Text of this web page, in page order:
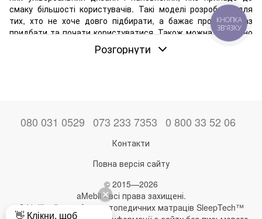
смаку більшості користувачів. Такі моделі розроблені для
тих, хто не хоче довго підбирати, а бажає просто зараз
придбати та почати користуватися. Також можна впевнено
сказати, що класичні шафи-купе мають універсальний
дизайн, який органічно впишеться в будь-яку стилістику.
зручні стандартні розміри. Габарити дозволяють
встановлювати їх у будь-якій квартирі, будинку. Це
відмінний варіант, коли не хочеться нічого вигадувати з
вивірені конструкції. Вибирайте шафу за призначенням
для тієї чи іншої кімнати, і в ній вже буде та
комплектація, яку можна назвати оптимальною. Полиці
та ящики потрібного розміру, у разі потреби – штанги,
Розгорнути
080 031 0529 073 233 7353 0 800 33 52 06
Контакти
Повна версія сайту
© 2015—2026
aMebli - всі права захищені.
Офіційний виробник ортопедичних матраців SleepTech™
КНОПКА
ЗВ'ЯЗКУ